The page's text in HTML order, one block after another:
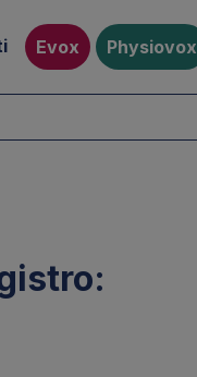
Evox Physiovox